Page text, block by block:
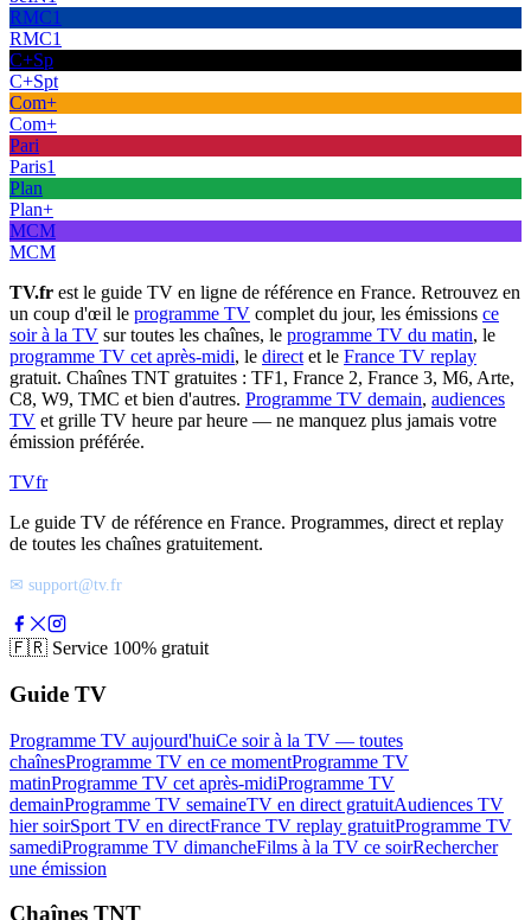
RMC1
RMC1
C+Sp
C+Spt
Com+
Com+
Pari
Paris1
Plan
Plan+
MCM
MCM
TV.fr est le guide TV en ligne de référence en France. Retrouvez en
un coup d'œil le programme TV complet du jour, les émissions ce
soir à la TV sur toutes les chaînes, le programme TV du matin, le
programme TV cet après-midi, le direct et le France TV replay
gratuit. Chaînes TNT gratuites : TF1, France 2, France 3, M6, Arte,
C8, W9, TMC et bien d'autres. Programme TV demain, audiences
TV et grille TV heure par heure — ne manquez plus jamais votre
émission préférée.
TVfr
Le guide TV de référence en France. Programmes, direct et replay
de toutes les chaînes gratuitement.
✉ support@tv.fr
🇫🇷 Service 100% gratuit
Guide TV
Programme TV aujourd'huiCe soir à la TV — toutes
chaînesProgramme TV en ce momentProgramme TV
matinProgramme TV cet après-midiProgramme TV
demainProgramme TV semaineTV en direct gratuitAudiences TV
hier soirSport TV en directFrance TV replay gratuitProgramme TV
samediProgramme TV dimancheFilms à la TV ce soirRechercher
une émission
Chaînes TNT